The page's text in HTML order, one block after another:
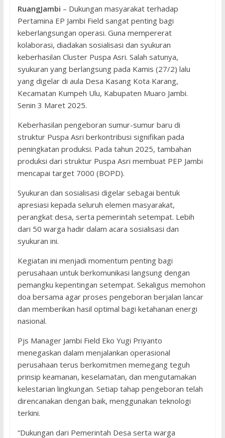
RuangJambi – Dukungan masyarakat terhadap
Pertamina EP Jambi Field sangat penting bagi
keberlangsungan operasi. Guna mempererat
kolaborasi, diadakan sosialisasi dan syukuran
keberhasilan Cluster Puspa Asri. Salah satunya,
syukuran yang berlangsung pada Kamis (27/2) lalu
yang digelar di aula Desa Kasang Kota Karang,
Kecamatan Kumpeh Ulu, Kabupaten Muaro Jambi.
Senin 3 Maret 2025.
Keberhasilan pengeboran sumur-sumur baru di
struktur Puspa Asri berkontribusi signifikan pada
peningkatan produksi. Pada tahun 2025, tambahan
produksi dari struktur Puspa Asri membuat PEP Jambi
mencapai target 7000 (BOPD).
Syukuran dan sosialisasi digelar sebagai bentuk
apresiasi kepada seluruh elemen masyarakat,
perangkat desa, serta pemerintah setempat. Lebih
dari 50 warga hadir dalam acara sosialisasi dan
syukuran ini.
Kegiatan ini menjadi momentum penting bagi
perusahaan untuk berkomunikasi langsung dengan
pemangku kepentingan setempat. Sekaligus memohon
doa bersama agar proses pengeboran berjalan lancar
dan memberikan hasil optimal bagi ketahanan energi
nasional.
Pjs Manager Jambi Field Eko Yugi Priyanto
menegaskan dalam menjalankan operasional
perusahaan terus berkomitmen memegang teguh
prinsip keamanan, keselamatan, dan mengutamakan
kelestarian lingkungan. Setiap tahap pengeboran telah
direncanakan dengan baik, menggunakan teknologi
terkini.
“Dukungan dari Pemerintah Desa serta warga